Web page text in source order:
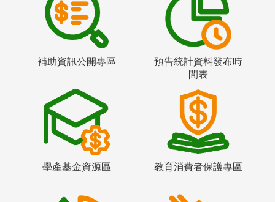
補助資訊公開專區
預告統計資料發布時
間表
學產基金資源區 教育消費者保護專區